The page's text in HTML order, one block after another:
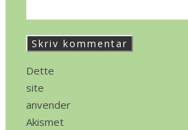
Dette
site
anvender
Akismet